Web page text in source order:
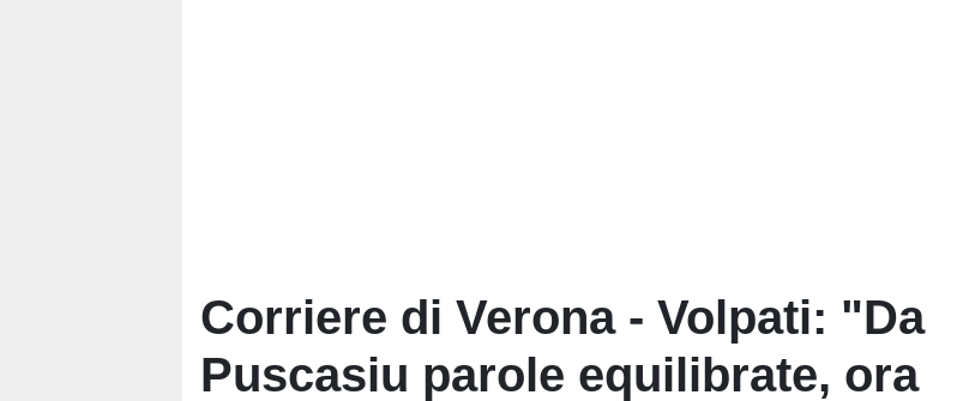
Corriere di Verona - Volpati: "Da
Puscasiu parole equilibrate, ora